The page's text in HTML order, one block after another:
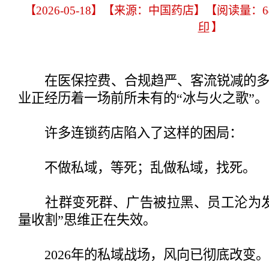
【2026-05-18】【来源：中国药店】【阅读量：
印 】
在医保控费、合规趋严、客流锐减的多
业正经历着一场前所未有的“冰与火之歌”。
许多连锁药店陷入了这样的困局：
不做私域，等死；乱做私域，找死。
社群变死群、广告被拉黑、员工沦为
量收割”思维正在失效。
2026年的私域战场，风向已彻底改变。